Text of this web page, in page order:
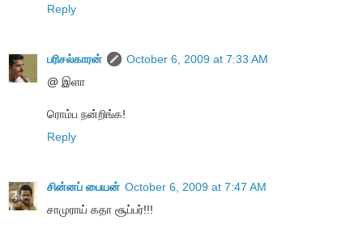
Reply
பரிசல்காரன்
October 6, 2009 at 7:33 AM
@ இளா
ரொம்ப நன்றிங்க!
Reply
சின்னப் பையன் October 6, 2009 at 7:47 AM
சாமுராய் கதா சூப்பர்!!!